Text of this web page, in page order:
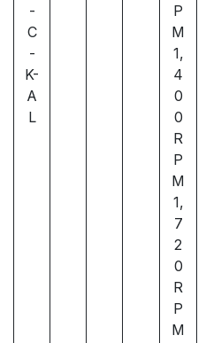
-
C
-
K-
A
L
P
M
1,
4
0
0
R
P
M
1,
7
2
0
R
P
M